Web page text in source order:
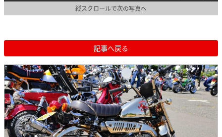
縦スクロールで次の写真へ
記事へ戻る